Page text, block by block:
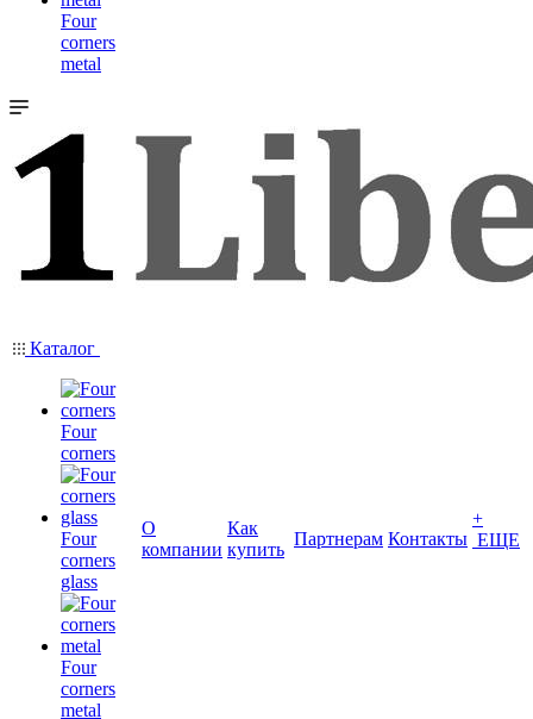
Four
corners
metal
Каталог
Four
corners
Four
corners
glass
Four
corners
metal
О
компании
Как
купить
Партнерам Контакты
+
ЕЩЕ